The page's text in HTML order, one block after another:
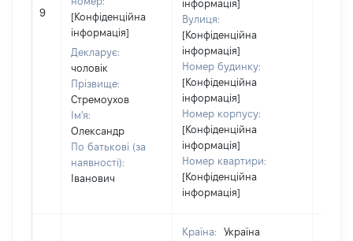
9
[Конфіденційна
інформація]
Декларує:
чоловік
Прізвище:
Стремоухов
Ім'я:
Олександр
По батькові (за
наявності):
Іванович
інформація]
Вулиця:
[Конфіденційна
інформація]
Номер будинку:
[Конфіденційна
інформація]
Номер корпусу:
[Конфіденційна
інформація]
Номер квартири:
[Конфіденційна
інформація]
Країна:
Україна